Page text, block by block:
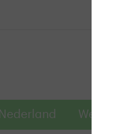
Nederland